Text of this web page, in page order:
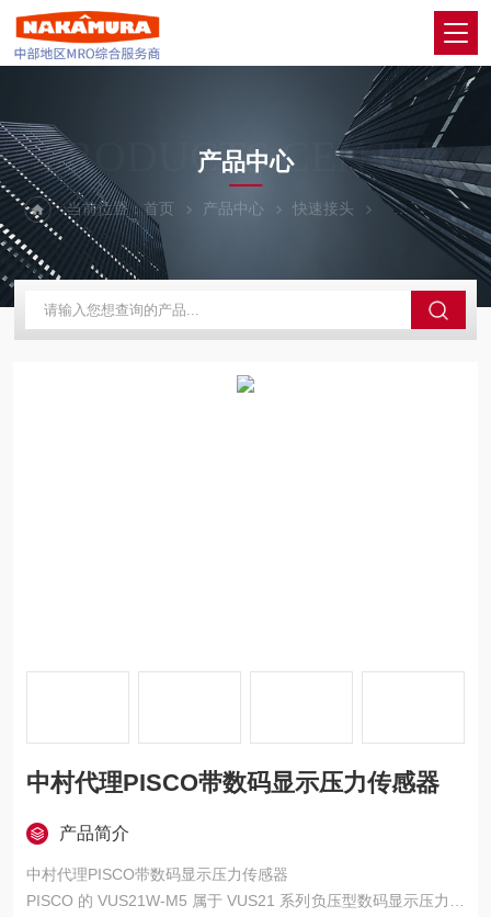
PRODUCTS CENTER
产品中心
当前位置：首页 产品中心 快速接头 PISCO碧烁科
中村代理PISCO带数码显示压力传感器
产品简介
中村代理PISCO带数码显示压力传感器
PISCO 的 VUS21W-M5 属于 VUS21 系列负压型数码显示压力传